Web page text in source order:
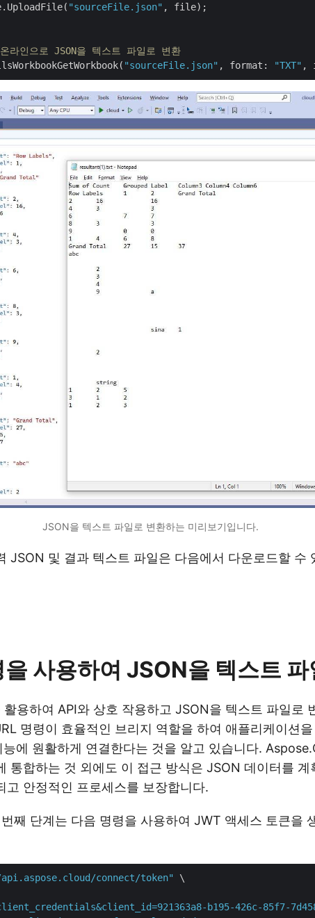
"sourceFile.json" , file);
인으로 JSON을 텍스트 파일로 변환
"sourceFile.json" , format: "TXT" ,
JSON을 텍스트 파일로 변환하는 미리보기입니다.
JSON 및 결과 텍스트 파일은 다음에서 다운로드할 수
사용하여 JSON을 텍스트 파
활용하여 API와 상호 작용하고 JSON을 텍스트 파일로
명령이 효율적인 브리지 역할을 하여 애플리케이션
에 원활하게 연결한다는 것을 알고 있습니다.
통합하는 것 외에도 이 접근 방식은 JSON 데이터를 계
고 안정적인 프로세스를 보장합니다.
째 단계는 다음 명령을 사용하여 JWT 액세스 토큰을
connect/token"
\
b195-426c-85f7-